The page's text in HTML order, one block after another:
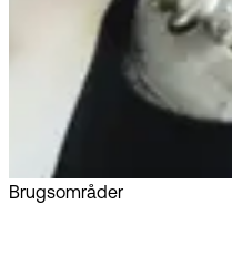
Brugsområder